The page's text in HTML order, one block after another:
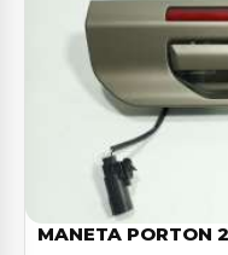
MANETA PORTON